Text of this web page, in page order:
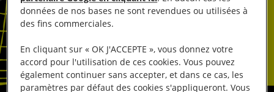
données de nos bases ne sont revendues ou utilisées à
des fins commerciales.
En cliquant sur « OK J'ACCEPTE », vous donnez votre
accord pour l'utilisation de ces cookies. Vous pouvez
également continuer sans accepter, et dans ce cas, les
paramètres par défaut des cookies s'appliqueront. Vous